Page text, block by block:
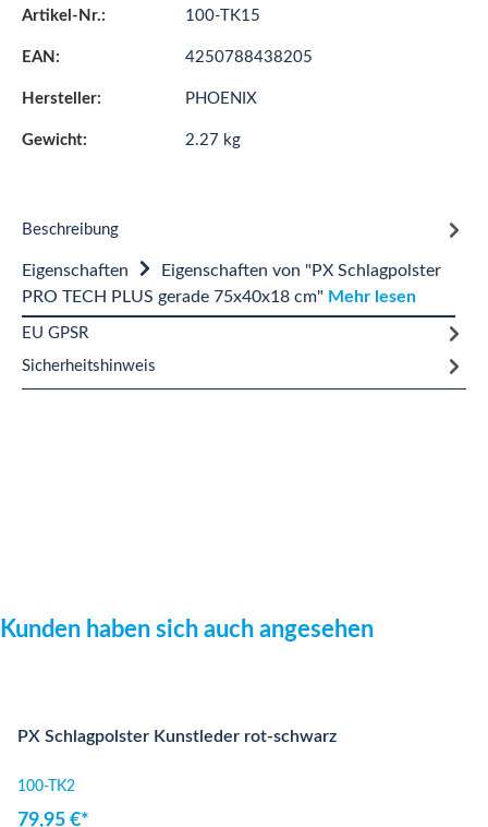
Artikel-Nr.: 100-TK15
EAN: 4250788438205
Hersteller: PHOENIX
Gewicht: 2.27 kg
Beschreibung
Eigenschaften
Eigenschaften von "PX Schlagpolster
PRO TECH PLUS gerade 75x40x18 cm" Mehr lesen
EU GPSR
Sicherheitshinweis
Produktgalerie überspringen
Kunden haben sich auch angesehen
PX Schlagpolster Kunstleder rot-schwarz
100-TK2
79,95 €*